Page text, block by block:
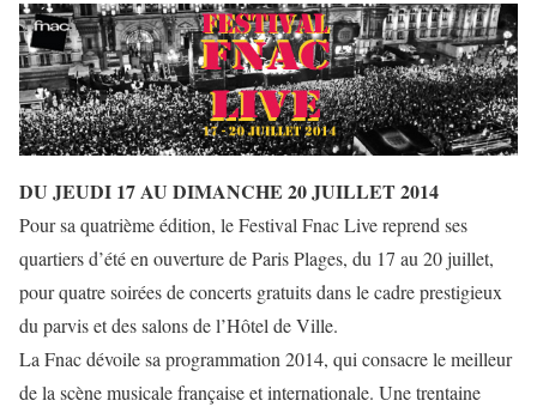
DU JEUDI 17 AU DIMANCHE 20 JUILLET 2014
Pour sa quatrième édition, le Festival Fnac Live reprend ses
quartiers d’été en ouverture de Paris Plages, du 17 au 20 juillet,
pour quatre soirées de concerts gratuits dans le cadre prestigieux
du parvis et des salons de l’Hôtel de Ville.
La Fnac dévoile sa programmation 2014, qui consacre le meilleur
de la scène musicale française et internationale. Une trentaine